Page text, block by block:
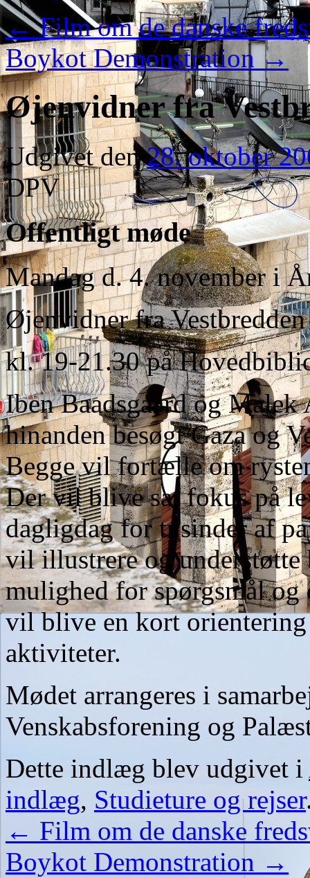
←Film om de danske
Boykot Demonstration →
Øjenvidner fra
Udgivet den 28. oktober
DPV
Offentligt møde
Mandag d. 4. november i
Øjenvidner fra Vestbredden
kl. 19-21.30 på
Iben Baadsgaard og
hinanden besøgt Gaza og
Begge vil fortælle om
Der vil blive sat fokus på
dagligdag for tusinder af
vil illustrere og
mulighed for spørgsmål og
vil blive en kort
aktiviteter.
Mødet arrangeres i
Venskabsforening og
Dette indlæg blev udgivet i
indlæg, Studieture og rejser
← Film om de danske
Boykot Demonstration →